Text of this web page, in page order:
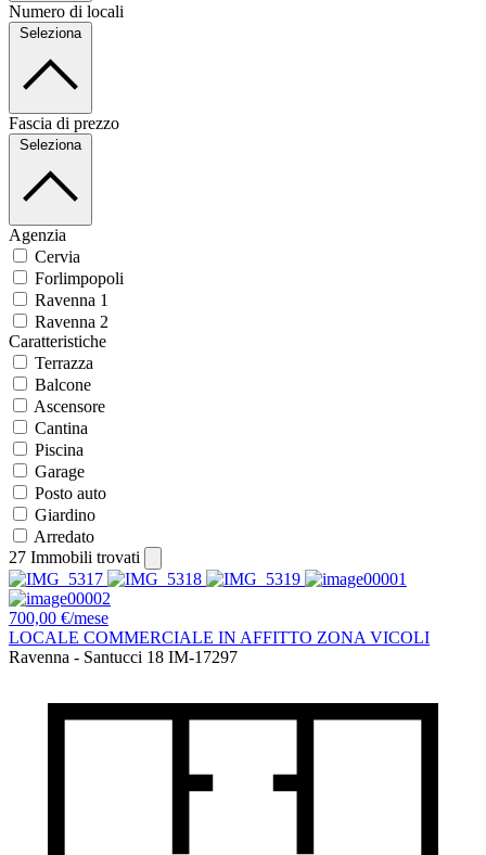
Numero di locali
Fascia di prezzo
Agenzia
Cervia
Forlimpopoli
Ravenna 1
Ravenna 2
Caratteristiche
Terrazza
Balcone
Ascensore
Cantina
Piscina
Garage
Posto auto
Giardino
Arredato
27 Immobili trovati
700,00 €/mese
LOCALE COMMERCIALE IN AFFITTO ZONA VICOLI
Ravenna - Santucci 18 IM-17297